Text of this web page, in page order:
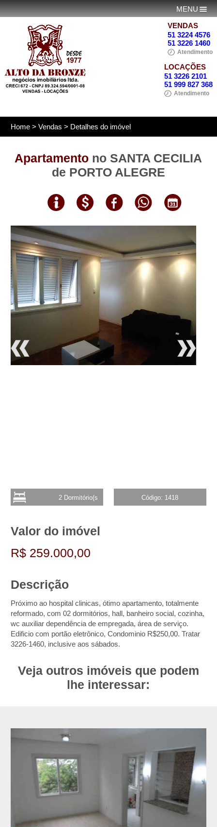
MENU
VENDAS
51 3224 4576
51 3226 1460
Atendimento
LOCAÇÕES
51 3226 2101
51 999 827 368
Atendimento
Home >Vendas > Detalhes do imóvel
Apartamento no SANTA CECILIA
de PORTO ALEGRE
2 Dormitório(s Código: 1418
Valor do imóvel
R$ 259.000,00
Descrição
Próximo ao hospital clinicas, ótimo apartamento, totalmente
reformado, com 02 dormitórios, hall, banheiro social, cozinha,
wc auxiliar dependência de empregada, área de serviço.
Edificio com portão eletrônico, Condominio R$250,00. Tratar
3226-1460, inclusive aos sábados.
Veja outros imóveis que podem
lhe interessar: